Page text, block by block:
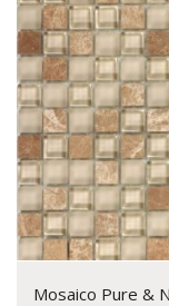
Mosaico Pure &